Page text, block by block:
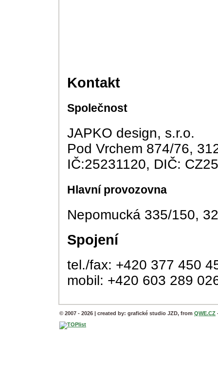
Kontakt
Společnost
JAPKO design, s.r.o.
Pod Vrchem 874/76,
IČ:25231120, DIČ:
Hlavní provozovna
Nepomucká 335/150,
Spojení
tel./fax: +420 377 450
mobil: +420 603 289
© 2007 - 2026 | created by: grafické studio JZD, from QWE.CZ